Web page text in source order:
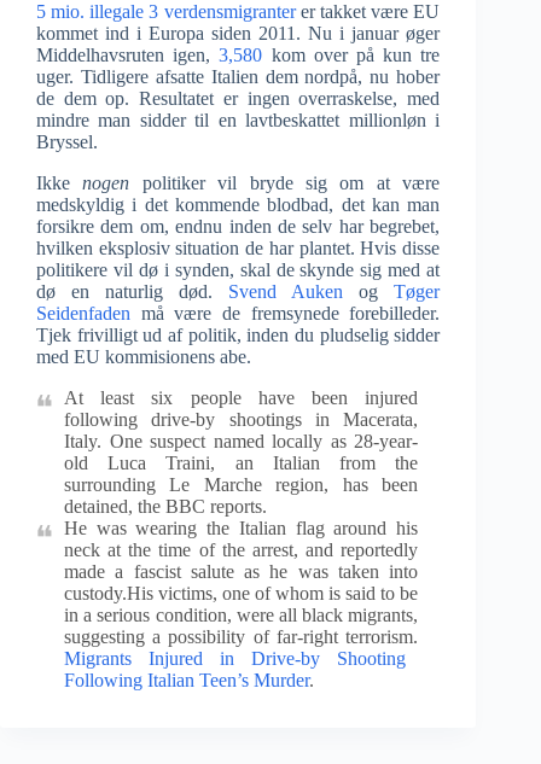
5 mio. illegale 3 verdensmigranterer takket være EU
kommet ind i Europa siden 2011. Nu i januar øger
Middelhavsruten igen,3,580 kom over på kun tre
uger. Tidligere afsatte Italien dem nordpå, nu hober
de dem op. Resultatet er ingen overraskelse, med
mindre man sidder til en lavtbeskattet millionløn i
Bryssel.
Ikkenogen politiker vil bryde sig om at være
medskyldig i det kommende blodbad, det kan man
forsikre dem om, endnu inden de selv har begrebet,
hvilken eksplosiv situation de har plantet. Hvis disse
politikere vil dø i synden, skal de skynde sig med at
dø en naturlig død. Svend Auken ogTøger
Seidenfaden må være de fremsynede forebilleder.
Tjek frivilligt ud af politik, inden du pludselig sidder
med EU kommisionens abe.
At least six people have been injured
following drive-by shootings in Macerata,
Italy. One suspect named locally as 28-year-
old Luca Traini, an Italian from the
surrounding Le Marche region, has been
detained, the BBC reports.
He was wearing the Italian flag around his
neck at the time of the arrest, and reportedly
made a fascist salute as he was taken into
custody.His victims, one of whom is said to be
in a serious condition, were all black migrants,
suggesting a possibility of far-right terrorism.
Migrants Injured in Drive-by Shooting
Following Italian Teen’s Murder.